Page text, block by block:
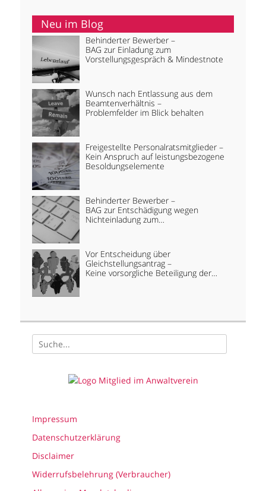
Neu im Blog
Behinderter Bewerber –
BAG zur Einladung zum
Vorstellungsgespräch & Mindestnote
Wunsch nach Entlassung aus dem
Beamtenverhältnis –
Problemfelder im Blick behalten
Freigestellte Personalratsmitglieder –
Kein Anspruch auf leistungsbezogene
Besoldungselemente
Behinderter Bewerber –
BAG zur Entschädigung wegen
Nichteinladung zum
Vor Entscheidung über
Gleichstellungsantrag –
Keine vorsorgliche Beteiligung der
Suchen
nach:
Impressum
Datenschutzerklärung
Disclaimer
Widerrufsbelehrung (Verbraucher)